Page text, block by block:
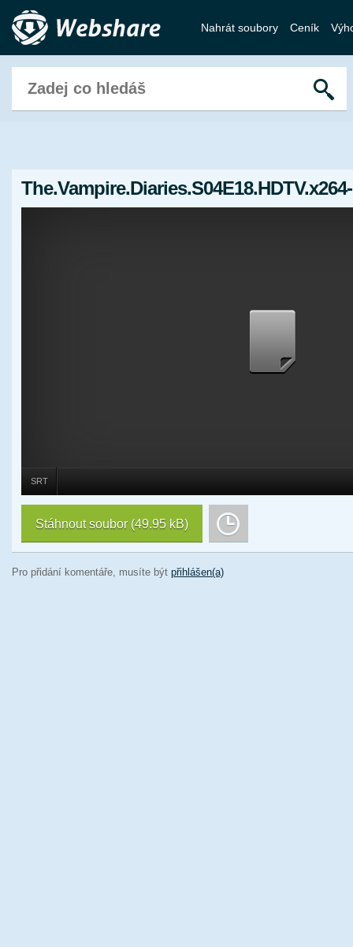
Nahrát soubory Ceník
SRT
Stáhnout soubor (49.95 kB)
Pro přidání komentáře, musíte být přihlášen(a)